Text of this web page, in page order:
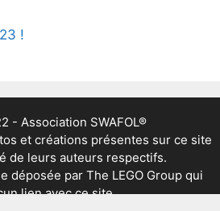
!
- Association SWAFOL®
et créations présentes sur ce site
de leurs auteurs respectifs.
déposée par The LEGO Group qui
lien avec ce site.